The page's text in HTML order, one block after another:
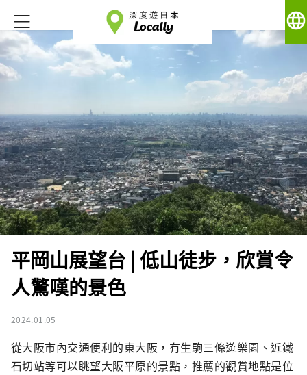
language
平岡山展望台 | 低山徒步，欣賞令
人驚嘆的景色
2024.01.05
從大阪市內交通便利的東大阪，有生駒三條遊樂園、近鐵
石切站等可以眺望大阪平原的景點，推薦的觀賞地點是位